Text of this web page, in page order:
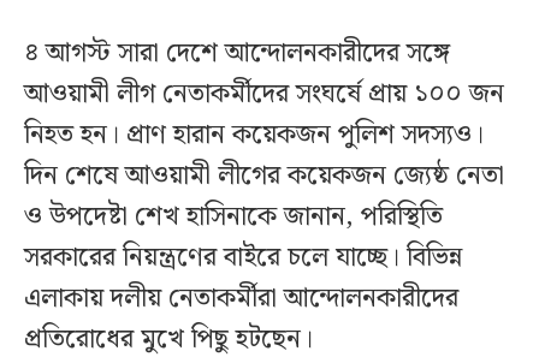
৪ আগস্ট সারা দেশে আন্দোলনকারীদের সঙ্গে
আওয়ামী লীগ নেতাকর্মীদের সংঘর্ষে প্রায় ১০০ জন
নিহত হন। প্রাণ হারান কয়েকজন পুলিশ সদস্যও।
দিন শেষে আওয়ামী লীগের কয়েকজন জ্যেষ্ঠ নেতা
ও উপদেষ্টা শেখ হাসিনাকে জানান, পরিস্থিতি
সরকারের নিয়ন্ত্রণের বাইরে চলে যাচ্ছে। বিভিন্ন
এলাকায় দলীয় নেতাকর্মীরা আন্দোলনকারীদের
প্রতিরোধের মুখে পিছু হটছেন।